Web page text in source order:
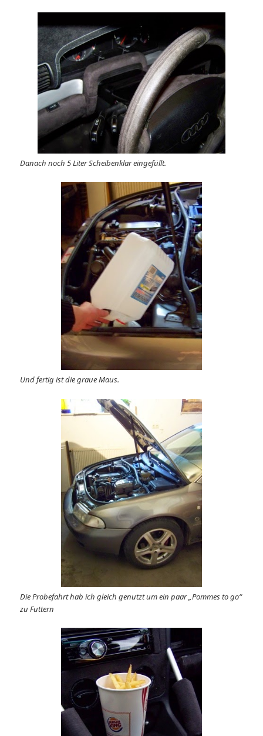
Danach noch 5 Liter Scheibenklar eingefüllt.
Und fertig ist die graue Maus.
Die Probefahrt hab ich gleich genutzt um ein paar „Pommes to go“
zu Futtern